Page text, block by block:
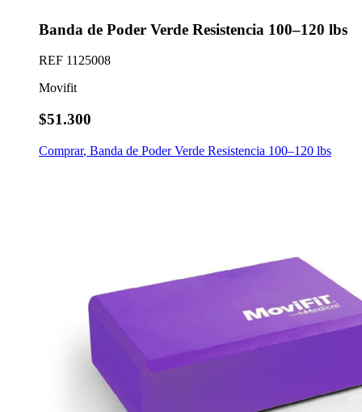
Banda de Poder Verde Resistencia 100–120 lbs
REF 1125008
Movifit
$51.300
Comprar, Banda de Poder Verde Resistencia 100–120 lbs